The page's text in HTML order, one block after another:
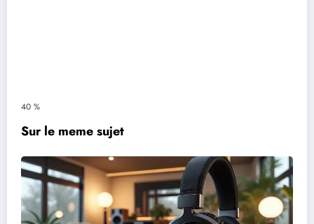
40 %
Sur le meme sujet